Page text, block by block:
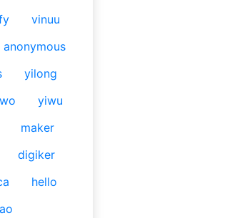
vinuu
anonymous
yilong
yiwu
maker
digiker
hello